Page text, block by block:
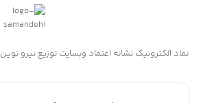
نماد الکترونیک نشانه اعتماد وبسایت توزیع نیرو نوین